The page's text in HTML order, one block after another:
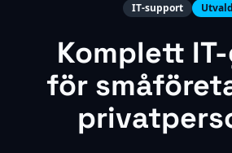
IT-support Utvald
Komplett
för